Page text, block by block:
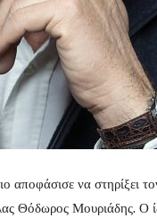
αποφάσισε να στηρίξει
Θόδωρος Μουριάδης. Ο